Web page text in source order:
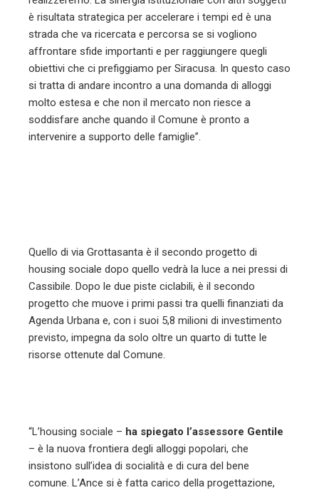
è risultata strategica per accelerare i tempi ed è una
strada che va ricercata e percorsa se si vogliono
affrontare sfide importanti e per raggiungere quegli
obiettivi che ci prefiggiamo per Siracusa. In questo caso
si tratta di andare incontro a una domanda di alloggi
molto estesa e che non il mercato non riesce a
soddisfare anche quando il Comune è pronto a
intervenire a supporto delle famiglie”.
Quello di via Grottasanta è il secondo progetto di
housing sociale dopo quello vedrà la luce a nei pressi di
Cassibile. Dopo le due piste ciclabili, è il secondo
progetto che muove i primi passi tra quelli finanziati da
Agenda Urbana e, con i suoi 5,8 milioni di investimento
previsto, impegna da solo oltre un quarto di tutte le
risorse ottenute dal Comune.
“L’housing sociale – ha spiegato l’assessore Gentile
– è la nuova frontiera degli alloggi popolari, che
insistono sull’idea di socialità e di cura del bene
comune. L’Ance si è fatta carico della progettazione,